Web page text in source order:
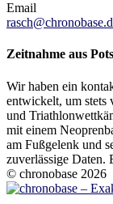
Email
Zeitnahme aus
Wir haben ein
entwickelt, um stets
und
mit einem
am Fußgelenk und
zuverlässige Daten.
© chronobase 2026